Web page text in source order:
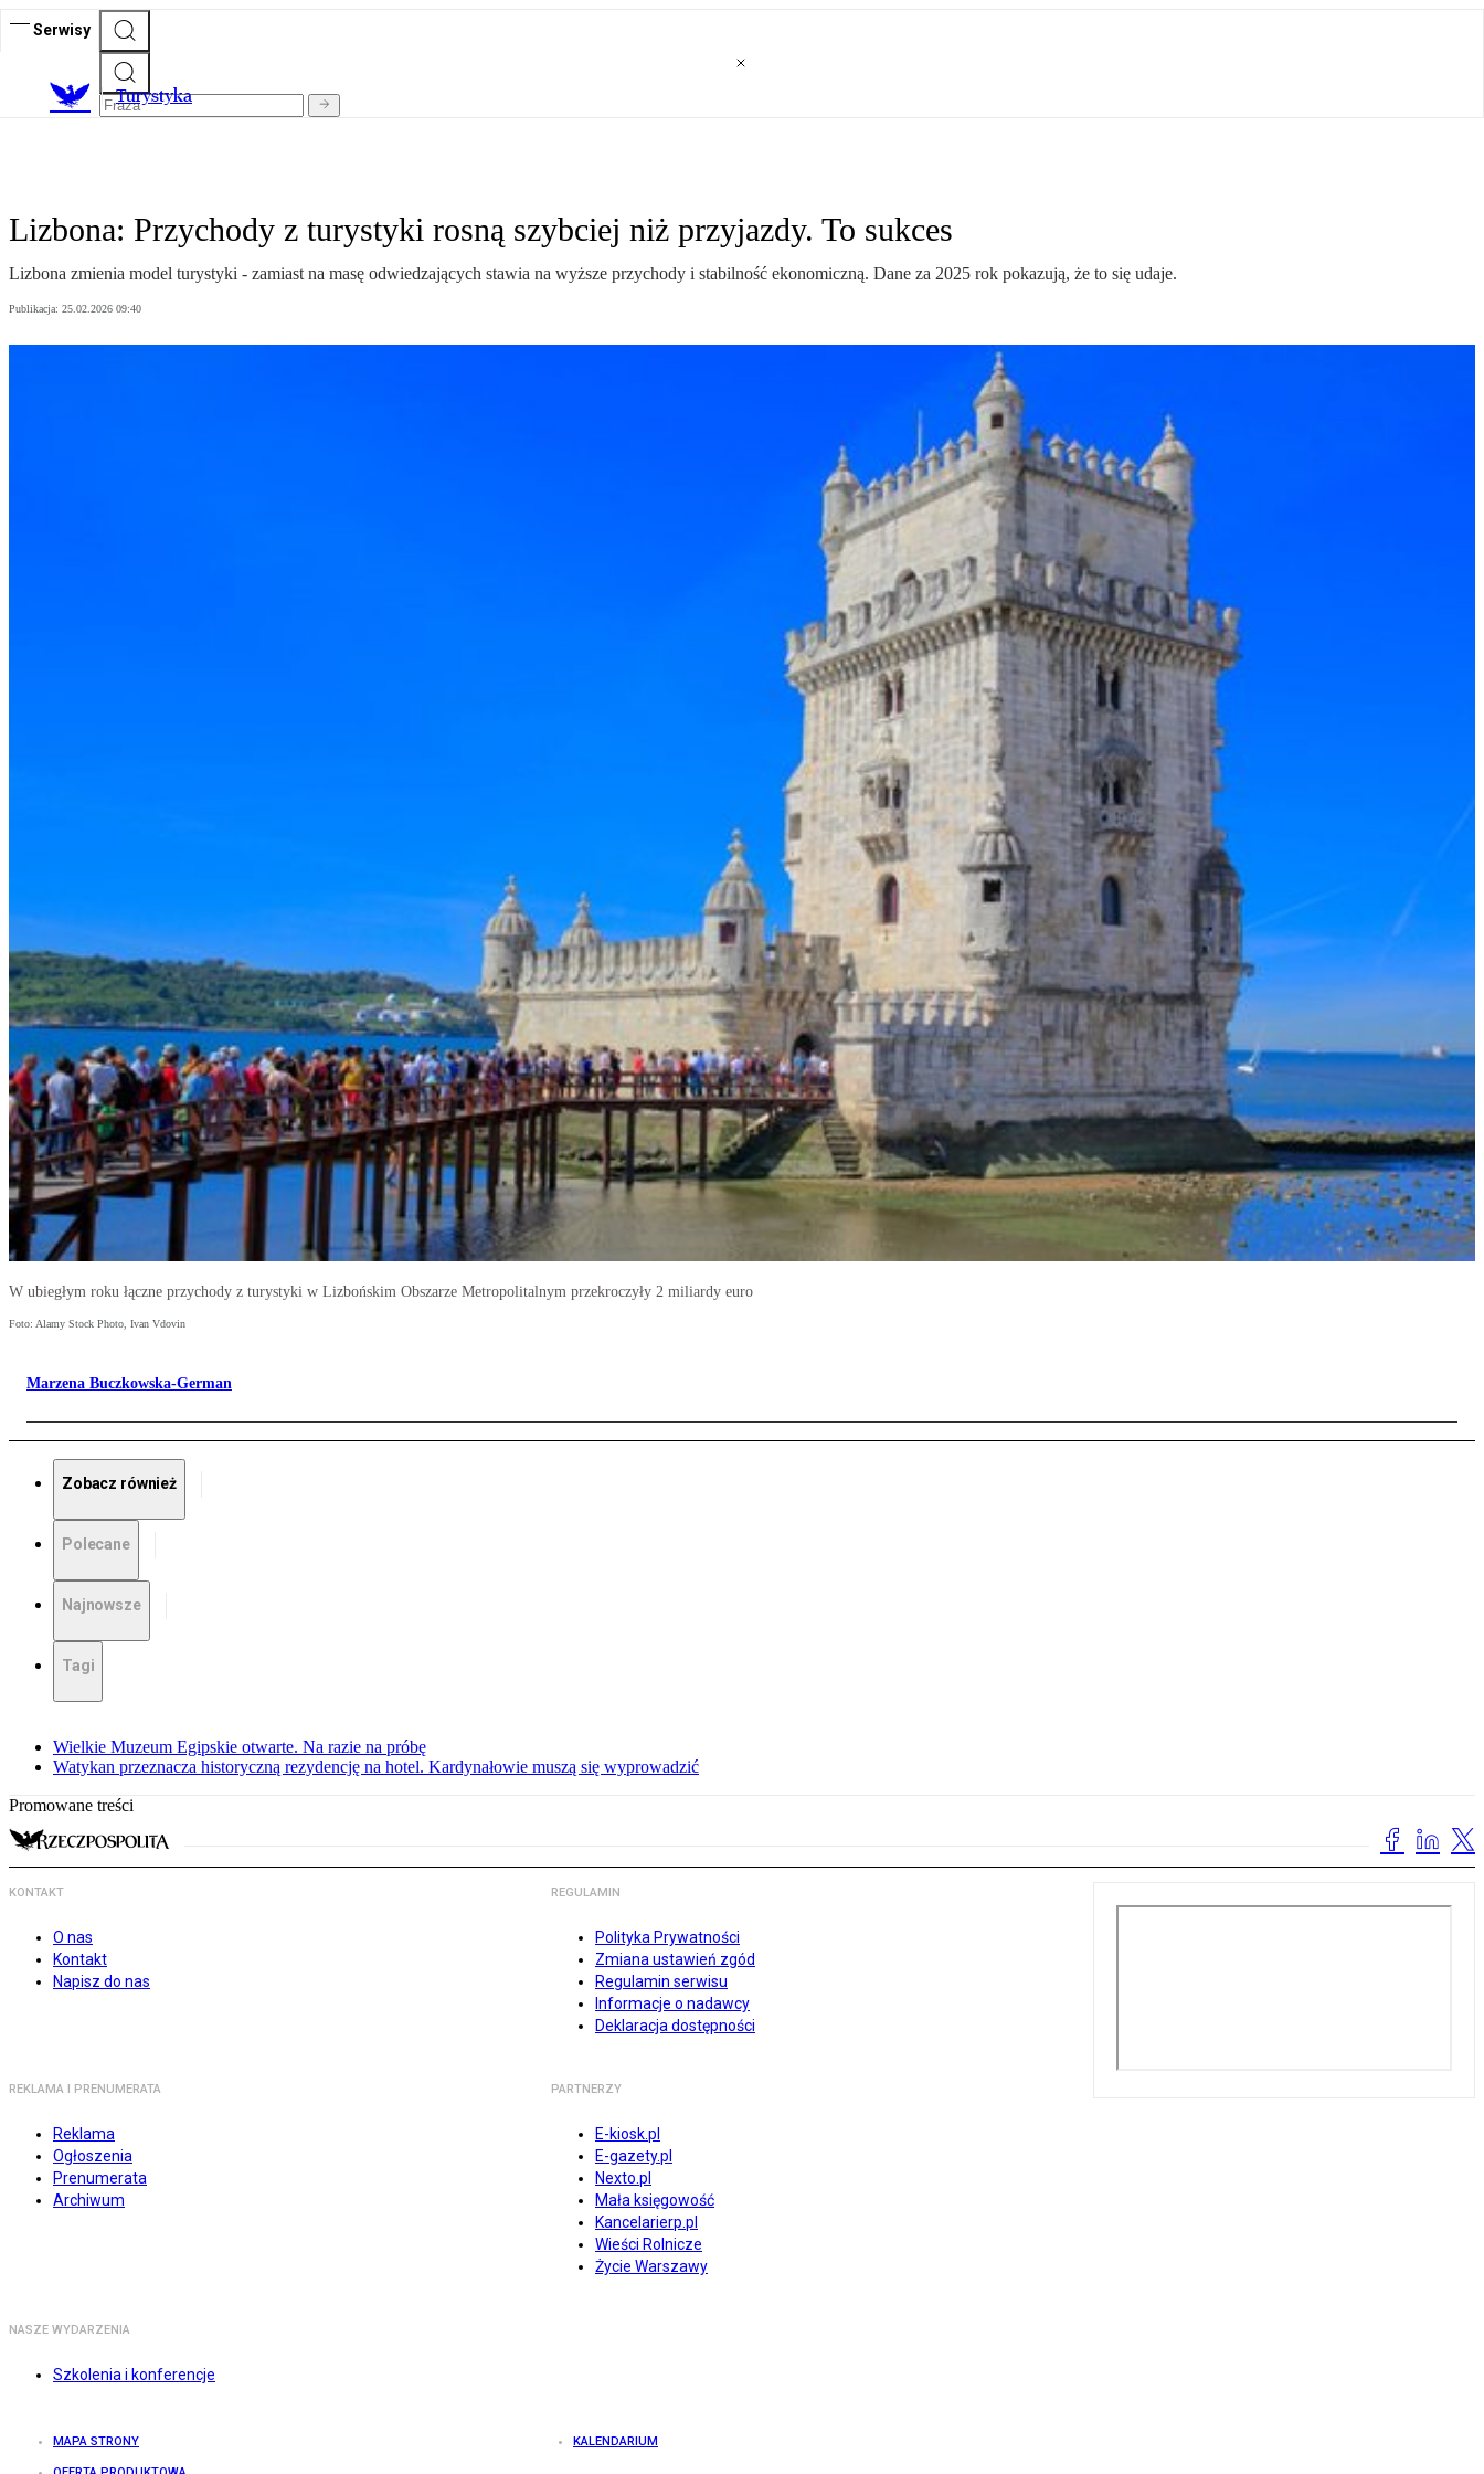
Serwisy
Turystyka
Lizbona: Przychody z turystyki rosną szybciej niż przyjazdy. To sukces
Lizbona zmienia model turystyki - zamiast na masę odwiedzających stawia na wyższe przychody i stabilność ekonomiczną. Dane za 2025 rok pokazują, że to się udaje.
Publikacja: 25.02.2026 09:40
W ubiegłym roku łączne przychody z turystyki w Lizbońskim Obszarze Metropolitalnym przekroczyły 2 miliardy euro
Foto: Alamy Stock Photo, Ivan Vdovin
Marzena Buczkowska-German
Zobacz również
Polecane
Najnowsze
Tagi
Wielkie Muzeum Egipskie otwarte. Na razie na próbę
Watykan przeznacza historyczną rezydencję na hotel. Kardynałowie muszą się wyprowadzić
Promowane treści
KONTAKT
O nas
Kontakt
Napisz do nas
REGULAMIN
Polityka Prywatności
Zmiana ustawień zgód
Regulamin serwisu
Informacje o nadawcy
Deklaracja dostępności
REKLAMA I PRENUMERATA
Reklama
Ogłoszenia
Prenumerata
Archiwum
PARTNERZY
E-kiosk.pl
E-gazety.pl
Nexto.pl
Mała księgowość
Kancelarierp.pl
Wieści Rolnicze
Życie Warszawy
NASZE WYDARZENIA
Szkolenia i konferencje
MAPA STRONY KALENDARIUM